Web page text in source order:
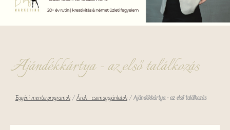
Ajándékkártya - az első találkozás
Egyéni mentorprogramok / Árak - csomagajánlatok / Ajándékkártya - az első találkozás